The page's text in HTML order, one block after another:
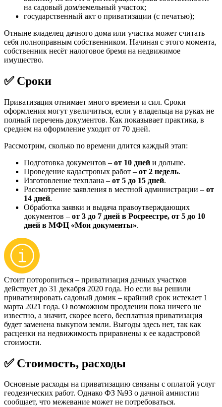
на садовый дом/земельный участок;
государственный акт о приватизации (с печатью);
Отныне владелец дачного дома или участка может считать
себя полноправным собственником. Начиная с этого момента,
собственник несёт налоговое бремя на недвижимое
имущество.
✅ Сроки
Приватизация отнимает много времени и сил. Сроки
оформления могут увеличиться, если у владельца на руках не
полный перечень документов. Как показывает практика, в
среднем на оформление уходит от 70 дней.
Рассмотрим, сколько по времени длится каждый этап:
Подготовка документов – от 10 дней и дольше.
Проведение кадастровых работ – от 2 недель.
Изготовление техплана – от 5 до 15 дней.
Рассмотрение заявления в местной администрации – от
14 дней.
Обработка заявки и выдача правоутверждающих
документов – от 3 до 7 дней в Росреестре, от 5 до 10
дней в МФЦ «Мои документы».
Стоит поторопиться – приватизация дачных участков
действует до 31 декабря 2020 года. Но если вы решили
приватизировать садовый домик – крайний срок истекает 1
марта 2021 года. О возможном продлении пока ничего не
известно, а значит, скорее всего, бесплатная приватизация
будет заменена выкупом земли. Выгоды здесь нет, так как
расценки на недвижимость приравнены к ее кадастровой
стоимости.
✅ Стоимость, расходы
Основные расходы на приватизацию связаны с оплатой услуг
геодезических работ. Однако ФЗ №93 о дачной амнистии
сообщает, что межевание может не потребоваться.